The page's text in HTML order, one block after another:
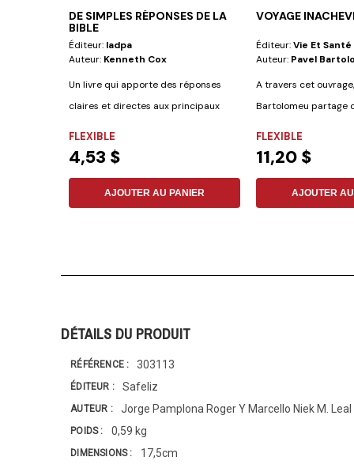
DE SIMPLES RÉPONSES DE LA
BIBLE
Éditeur: Iadpa
Auteur: Kenneth Cox
Un livre qui apporte des réponses
claires et directes aux principaux
FLEXIBLE
4,53 $
AJOUTER AU PANIER
VOYAGE
Éditeur:Vie Et Santé
Auteur: Pavel
A travers cet
Bartolomeu partage
FLEXIBLE
11,20 $
AJOUTER
DÉTAILS DU PRODUIT
RÉFÉRENCE 303113
ÉDITEUR Safeliz
AUTEUR Jorge Pamplona Roger Y Marcello Niek M. Leal
POIDS 0,59 kg
DIMENSIONS 17,5cm